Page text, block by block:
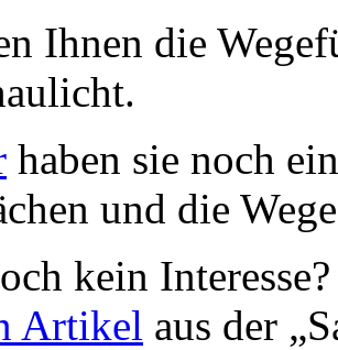
Ihnen die
haben sie noch
und die
kein
Artikel aus der